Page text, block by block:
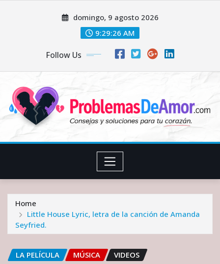
domingo, 9 agosto 2026
9:29:27 AM
Follow Us
Home
Little House Lyric, letra de la canción de Amanda
Seyfried.
LA PELÍCULA MÚSICA VIDEOS